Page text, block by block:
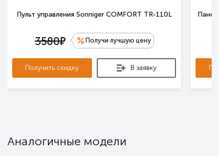
Пульт управления Sonniger COMFORT TR-110L
3580е Получи лучшую цену
Получить скидку В заявку
Аналогичные модели